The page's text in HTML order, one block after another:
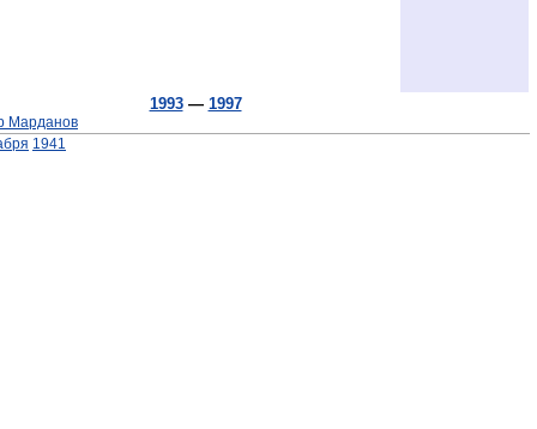
1993— 1997
Марданов
1941